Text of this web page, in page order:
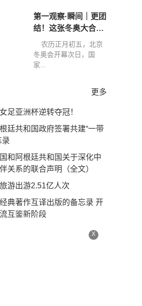
第一观察·瞬间｜更团
结！这张冬奥大合影
弥足珍贵
农历正月初五，北京
冬奥会开幕次日，国
家...
更多
足亚洲杯逆转夺冠！
廷共和国政府签署共建“一带
录
和阿根廷共和国关于深化中
关系的联合声明（全文）
游出游2.51亿人次
典著作互译出版的备忘录 开
互鉴新阶段
X